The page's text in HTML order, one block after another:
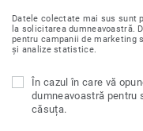
Datele colectate mai sus sunt
la solicitarea dumneavoastră.
pentru campanii de marketing
și analize statistice.
În cazul în care vă
dumneavoastră pentru
căsuța.